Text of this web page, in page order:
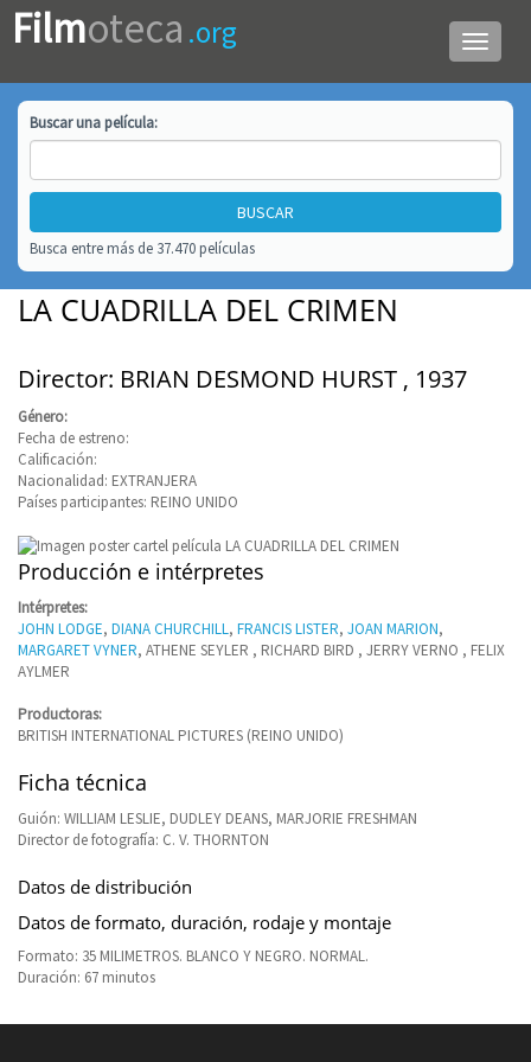
Menú
de
Filmoteca .org
Buscar unapelícula:
Busca entre más de 37.470 películas
LA CUADRILLA DEL CRIMEN
Director: BRIAN DESMOND HURST , 1937
Género:
Fecha de estreno:
Calificación:
Nacionalidad: EXTRANJERA
Países participantes: REINO UNIDO
Producción e intérpretes
Intérpretes:
JOHN LODGE, DIANA CHURCHILL, FRANCIS LISTER, JOAN MARION,
MARGARET VYNER, ATHENE SEYLER , RICHARD BIRD , JERRY VERNO , FELIX
AYLMER
Productoras:
BRITISH INTERNATIONAL PICTURES (REINO UNIDO)
Ficha técnica
Guión: WILLIAM LESLIE, DUDLEY DEANS, MARJORIE FRESHMAN
Director de fotografía: C. V. THORNTON
Datos de distribución
Datos de formato, duración, rodaje y montaje
Formato: 35 MILIMETROS. BLANCO Y NEGRO. NORMAL.
Duración: 67 minutos